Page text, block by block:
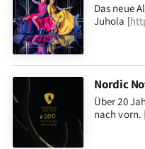
Das neue
Juhola [
Nordic
Über 20
nach vorn.